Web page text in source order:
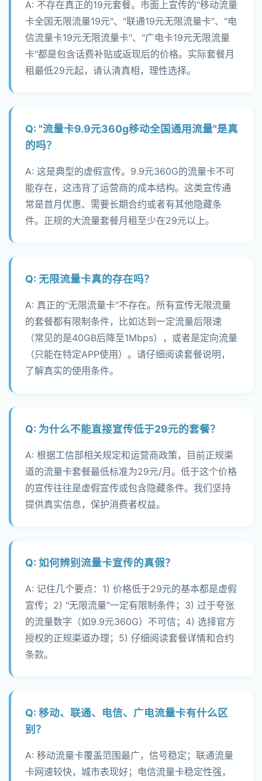
A: 不存在真正的19元套餐。市面上宣传的"移动流量
卡全国无限流量19元"、"联通19元无限流量卡"、"电
信流量卡19元无限流量卡"、"广电卡19元无限流量
卡"都是包含话费补贴或返现后的价格。实际套餐月
租最低29元起，请认清真相，理性选择。
Q: "流量卡9.9元360g移动全国通用流量"是真
的吗？
A: 这是典型的虚假宣传。9.9元360G的流量卡不可
能存在，这违背了运营商的成本结构。这类宣传通
常是首月优惠、需要长期合约或者有其他隐藏条
件。正规的大流量套餐月租至少在29元以上。
Q: 无限流量卡真的存在吗？
A: 真正的"无限流量卡"不存在。所有宣传无限流量
的套餐都有限制条件，比如达到一定流量后限速
（常见的是40GB后降至1Mbps），或者是定向流量
（只能在特定APP使用）。请仔细阅读套餐说明，
了解真实的使用条件。
Q: 为什么不能直接宣传低于29元的套餐？
A: 根据工信部相关规定和运营商政策，目前正规渠
道的流量卡套餐最低标准为29元/月。低于这个价格
的宣传往往是虚假宣传或包含隐藏条件。我们坚持
提供真实信息，保护消费者权益。
Q: 如何辨别流量卡宣传的真假？
A: 记住几个要点：1) 价格低于29元的基本都是虚假
宣传；2) "无限流量"一定有限制条件；3) 过于夸张
的流量数字（如9.9元360G）不可信；4) 选择官方
授权的正规渠道办理；5) 仔细阅读套餐详情和合约
条款。
Q: 移动、联通、电信、广电流量卡有什么区
别？
A: 移动流量卡覆盖范围最广，信号稳定；联通流量
卡网速较快，城市表现好；电信流量卡稳定性强，